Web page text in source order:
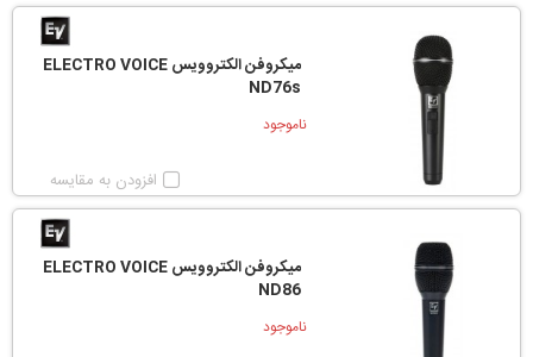
میکروفن الکتروویس ELECTRO VOICE
ND76s
ناموجود
افزودن به مقایسه
میکروفن الکتروویس ELECTRO VOICE
ND86
ناموجود